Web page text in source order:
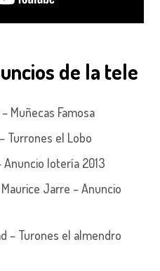
de la tele
Muñecas Famosa
Turrones el Lobo
lotería 2013
Jarre – Anuncio
– Turones el almendro